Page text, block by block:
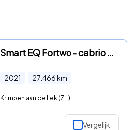
Smart EQ Fortwo - cabrio Comfort | CarPlay | Cruise | Pdc | Led | Dealer onder
2021 27.466km
Krimpen aan de Lek (ZH)
Vergelijk